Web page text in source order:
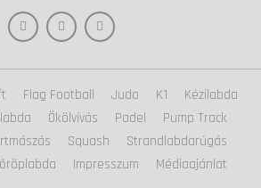
Flag Football Judo K1
Kézilabda
Ökölvívás Padel
Pump Track
Squash
Strandlabdarúgás
Impresszum Médiaajánlat